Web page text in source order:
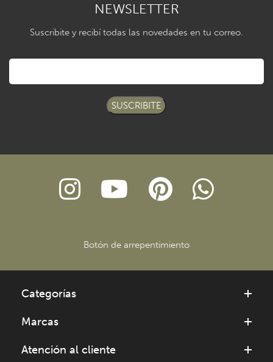
NEWSLETTER
Suscribite y recibí todas las novedades en tu correo.
SUSCRIBITE
Botón de arrepentimiento
Categorías
Marcas
Atención al cliente